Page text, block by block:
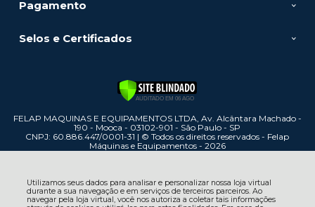
Utilizamos seus dados para analisar e personalizar nossa loja virtual
durante a sua navegação e em serviços de terceiros parceiros. Ao
navegar pela loja virtual, você nos autoriza a coletar tais informações
Pagamento
Selos e Certificados
FELAP MAQUINAS E EQUIPAMENTOS LTDA, Av. Alcântara Machado -
190 - Mooca - 03102-901 - São Paulo - SP
CNPJ: 60.886.447/0001-31 | © Todos os direitos reservados - Felap
Máquinas e Equipamentos - 2026